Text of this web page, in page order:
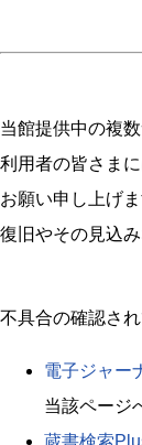
当館提供中の複
利用者の皆さま
お願い申し上げま
復旧やその見込
不具合の確認さ
電子ジャー
当該ページ
蔵書検索